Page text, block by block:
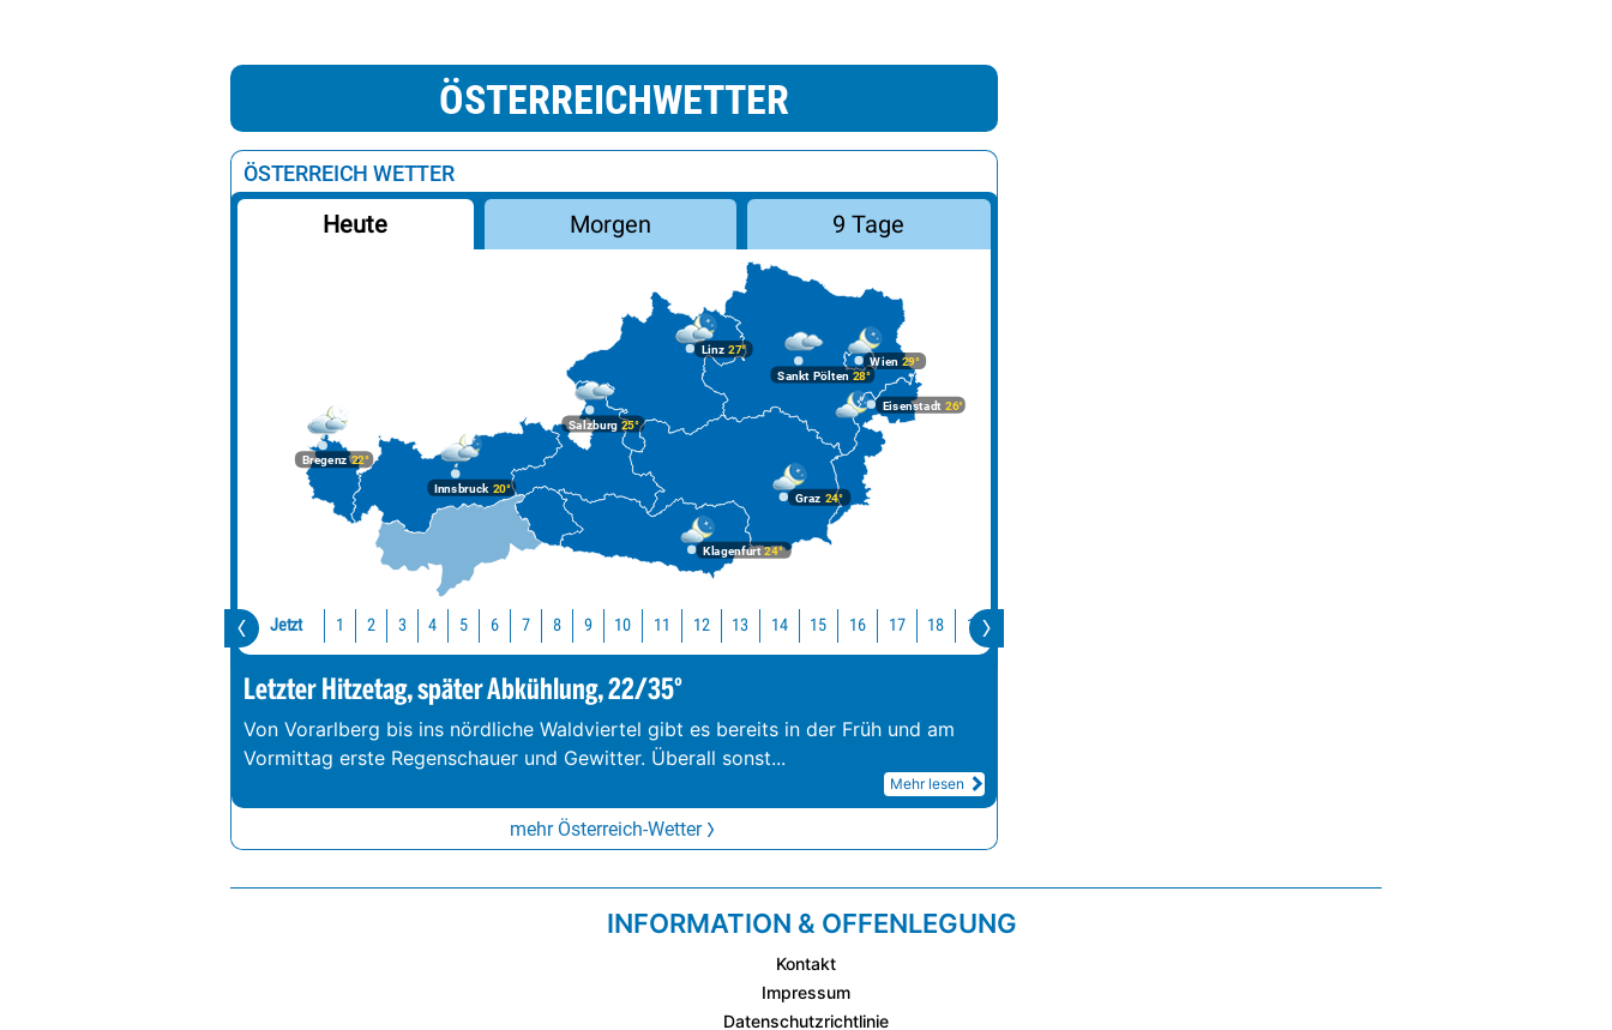
ÖSTERREICHWETTER
ÖSTERREICH WETTER
Heute Morgen 9 Tage
Bregenz22°
Graz 24°
Innsbruck20°
Klagenfurt24°
Linz 27°
Salzburg25°
Wien 29°
Eisenstadt 26°
Sankt Pölten 28°
Jetzt 1 2 3 4 5 6 7 8 9 10 11 12 13 14 15 16 17 18 19
Letzter Hitzetag, später Abkühlung, 22/35°
Von Vorarlberg bis ins nördliche Waldviertel gibt es bereits in der Früh und am
Vormittag erste Regenschauer und Gewitter. Überall sonst...
Mehr lesen
mehr Österreich-Wetter
INFORMATION & OFFENLEGUNG
Kontakt
Impressum
Datenschutzrichtlinie